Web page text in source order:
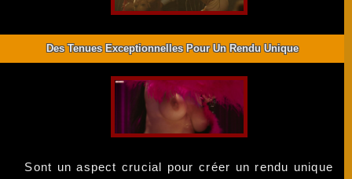
Des Tenues Exceptionnelles Pour Un Rendu Unique
Sont un aspect crucial pour créer un rendu unique